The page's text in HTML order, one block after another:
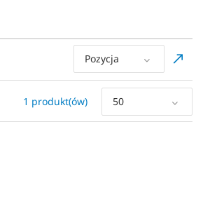
Pozycja
1 produkt(ów) 50